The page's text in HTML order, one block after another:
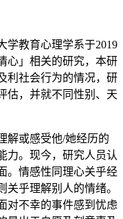
学教育心理学系于2019
心」相关的研究，本研
利社会行为的情况，研
估，并就不同性别、天
解或感受他/她经历的
力。现今，研究人员认
。情感性同理心关乎经
乎理解别人的情绪。
对不幸的事件感到忧虑